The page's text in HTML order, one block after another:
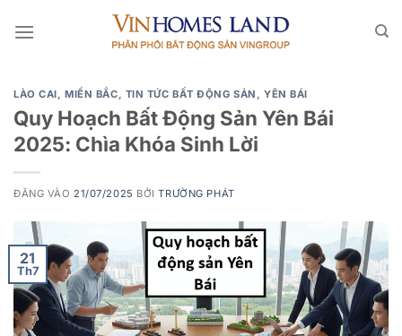
qua
LÀO CAI,MIỀN BẮC, TIN TỨC BẤT ĐỘNG SẢN , YÊN BÁI
Quy Hoạch Bất Động Sản Yên Bái
2025: Chìa Khóa Sinh Lời
ĐĂNG VÀO 21/07/2025 BỞITRƯỜNG PHÁT
21
Th7